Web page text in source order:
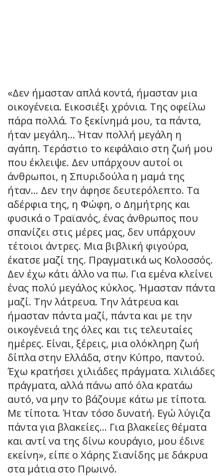
«Δεν ήμασταν απλά κοντά, ήμασταν μια
οικογένεια. Εικοσιέξι χρόνια. Της οφείλω
πάρα πολλά. Το ξεκίνημά μου, τα πάντα,
ήταν μεγάλη… Ήταν πολλή μεγάλη η
αγάπη. Τεράστιο το κεφάλαιο στη ζωή μου
που έκλειψε. Δεν υπάρχουν αυτοί οι
άνθρωποι, η Σπυριδούλα η μαμά της
ήταν… Δεν την άφησε δευτερόλεπτο. Τα
αδέρφια της, η Φώφη, ο Δημήτρης και
φυσικά ο Τραϊανός, ένας άνθρωπος που
σπανίζει στις μέρες μας, δεν υπάρχουν
τέτοιοι άντρες. Μια βιβλική φιγούρα,
έκατσε μαζί της. Πραγματικά ως Κολοσσός.
Δεν έχω κάτι άλλο να πω. Για εμένα κλείνει
ένας πολύ μεγάλος κύκλος. Ήμασταν πάντα
μαζί. Την λάτρευα. Την λάτρευα και
ήμασταν πάντα μαζί, πάντα και με την
οικογένειά της όλες και τις τελευταίες
ημέρες. Είναι, ξέρεις, μια ολόκληρη ζωή
δίπλα στην Ελλάδα, στην Κύπρο, παντού.
Έχω κρατήσει χιλιάδες πράγματα. Χιλιάδες
πράγματα, αλλά πάνω από όλα κρατάω
αυτό, να μην το βάζουμε κάτω με τίποτα.
Με τίποτα. Ήταν τόσο δυνατή. Εγώ λύγιζα
πάντα για βλακείες… Για βλακείες θέματα
και αντί να της δίνω κουράγιο, μου έδινε
εκείνη», είπε ο Χάρης Σιανίδης με δάκρυα
στα μάτια στο Πρωινό.